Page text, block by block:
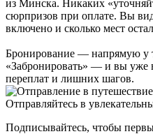
из Минска. Никаких
сюрпризов при оплате. Вы
включено и сколько мест
Бронирование — напрямую у
«Забронировать» — и вы уже
переплат и лишних шагов.
Отправляйтесь в
Подписывайтесь, чтобы